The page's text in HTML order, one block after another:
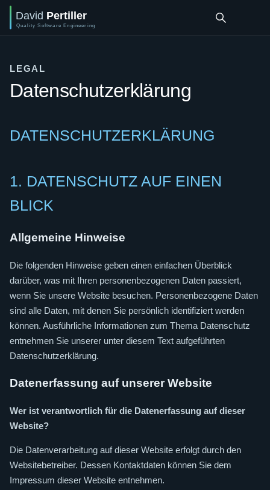
LEGAL
Datenschutzerklärung
DATENSCHUTZERKLÄRUNG
1. DATENSCHUTZ AUF EINEN
BLICK
Allgemeine Hinweise
Die folgenden Hinweise geben einen einfachen Überblick
darüber, was mit Ihren personenbezogenen Daten passiert,
wenn Sie unsere Website besuchen. Personenbezogene Daten
sind alle Daten, mit denen Sie persönlich identifiziert werden
können. Ausführliche Informationen zum Thema Datenschutz
entnehmen Sie unserer unter diesem Text aufgeführten
Datenschutzerklärung.
Datenerfassung auf unserer Website
Wer ist verantwortlich für die Datenerfassung auf dieser
Website?
Die Datenverarbeitung auf dieser Website erfolgt durch den
Websitebetreiber. Dessen Kontaktdaten können Sie dem
Impressum dieser Website entnehmen.